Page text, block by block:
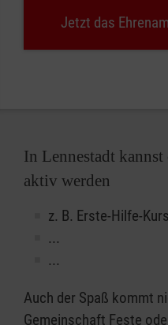
Jetzt das
In Lennestadt
aktiv werden
z. B. Erste-Hilfe-
...
...
Auch der Spaß kommt
Gemeinschaft Feste